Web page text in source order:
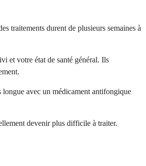
traitements durent de plusieurs semaines à
et votre état de santé général. Ils
avec un médicament antifongique
devenir plus difficile à traiter.